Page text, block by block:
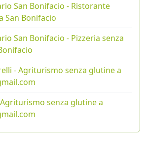
San Bonifacio - Ristorante
San Bonifacio
San Bonifacio - Pizzeria senza
- Agriturismo senza glutine a
senza glutine a